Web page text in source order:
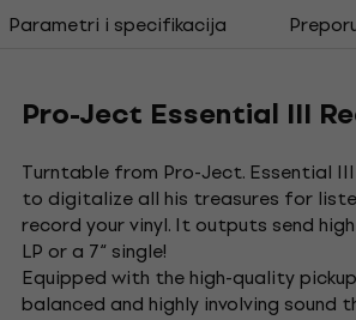
Parametri i specifikacija
Pro-Ject Essential III
Turntable from Pro-Ject. Essential
to digitalize all his treasures for
record your vinyl. It outputs send
LP or a 7“ single!
Equipped with the high-quality
balanced and highly involving sound